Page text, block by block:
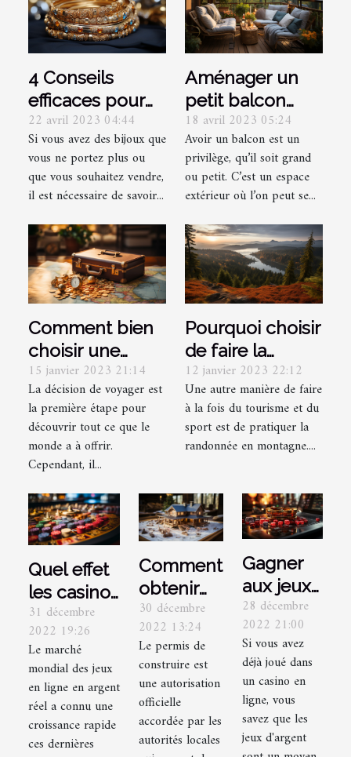
4 Conseils
efficaces pour
racheter vos
bijoux
22 avril 2023 04:44
Si vous avez des bijoux que
vous ne portez plus ou
que vous souhaitez vendre,
il est nécessaire de savoir...
Aménager un
petit balcon
pour l’été :
comment y
réussir
parfaitement ?
18 avril 2023 05:24
Avoir un balcon est un
privilège, qu’il soit grand
ou petit. C’est un espace
extérieur où l’on peut se...
Comment bien
choisir une
destination de
voyage ?
15 janvier 2023 21:14
La décision de voyager est
la première étape pour
découvrir tout ce que le
monde a à offrir.
Cependant, il...
Pourquoi choisir
de faire la
randonnée ?
12 janvier 2023 22:12
Une autre manière de faire
à la fois du tourisme et du
sport est de pratiquer la
randonnée en montagne....
Quel effet
les casinos
ont-ils eu
sur
l'économie
mondiale ?
31 décembre
2022 19:26
Le marché
mondial des jeux
en ligne en argent
réel a connu une
croissance rapide
ces dernières
Comment
obtenir
son
permis de
construire
?
30 décembre
2022 13:24
Le permis de
construire est
une autorisation
officielle
accordée par les
autorités locales
Gagner
aux jeux
de casino
en ligne :
quelques
conseils
28 décembre
2022 21:00
Si vous avez
déjà joué dans
un casino en
ligne, vous
savez que les
jeux d'argent